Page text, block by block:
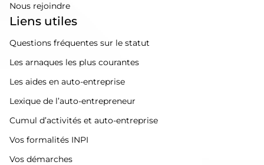
Nous rejoindre
Liens utiles
Questions fréquentes sur le statut
Les arnaques les plus courantes
Les aides en auto-entreprise
Lexique de l’auto-entrepreneur
Cumul d’activités et auto-entreprise
Vos formalités INPI
Vos démarches